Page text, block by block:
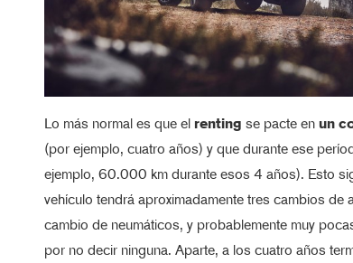
Lo más normal es que el renting se pacte en un
(por ejemplo, cuatro años) y que durante ese
ejemplo, 60.000 km durante esos 4 años). Esto
vehículo tendrá aproximadamente tres cambios de
cambio de neumáticos, y probablemente muy
por no decir ninguna. Aparte, a los cuatro años